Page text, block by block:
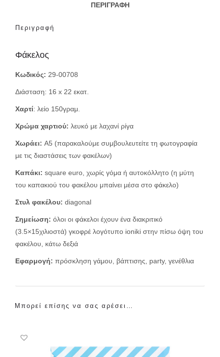
ΠΕΡΙΓΡΑΦΉ
Περιγραφή
Φάκελος
Κωδικός: 29-00708
Διάσταση: 16 x 22 εκατ.
Χαρτί: λείο 150γραμ.
Χρώμα χαρτιού: λευκό με λαχανί ρίγα
Χωράει: Α5 (παρακαλούμε συμβουλευτείτε τη φωτογραφία
με τις διαστάσεις των φακέλων)
Καπάκι: square euro, χωρίς γόμα ή αυτοκόλλητο (η μύτη
του καπακιού του φακέλου μπαίνει μέσα στο φάκελο)
Στυλ φακέλου: diagonal
Σημείωση: όλοι οι φάκελοι έχουν ένα διακριτικό
(3.5×15χιλιοστά) γκοφρέ λογότυπο ioniki στην πίσω όψη του
φακέλου, κάτω δεξιά
Εφαρμογή: πρόσκληση γάμου, βάπτισης, party, γενέθλια
Μπορεί επίσης να σας αρέσει…